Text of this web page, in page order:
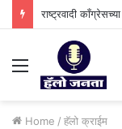
Menu
Home / ⁠हॅलो क्राईम